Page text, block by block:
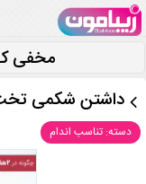
مخفی
داشتن شکمی تخت در طول 2 هفته
دسته: تناسب اندام